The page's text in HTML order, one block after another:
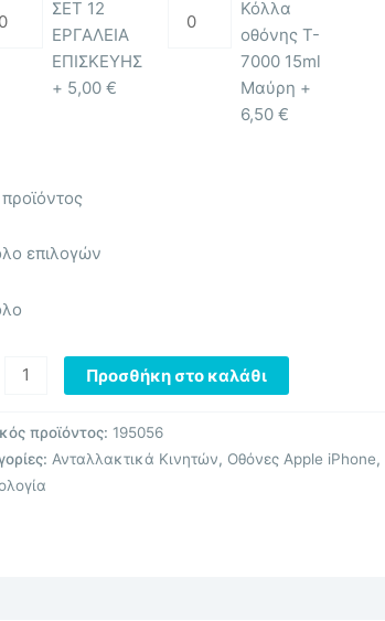
ΣΕΤ 12
ΕΡΓΑΛΕΙΑ
ΕΠΙΣΚΕΥΗΣ
+ 5,00 €
Κόλλα
οθόνης T-
7000 15ml
Μαύρη +
6,50 €
επιλογών
Προσθήκη στο καλάθι
προϊόντος: 195056
Ανταλλακτικά Κινητών, Οθόνες Apple iPhone,